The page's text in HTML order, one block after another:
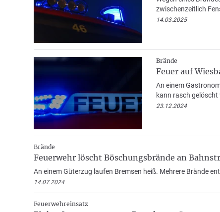
zwischenzeitlich
14.03.2025
Brände
Feuer auf
An einem
kann rasch gelöscht
23.12.2024
Brände
Feuerwehr löscht Böschungsbrände an
An einem Güterzug laufen Bremsen heiß. Mehrere Brände
14.07.2024
Feuerwehreinsatz